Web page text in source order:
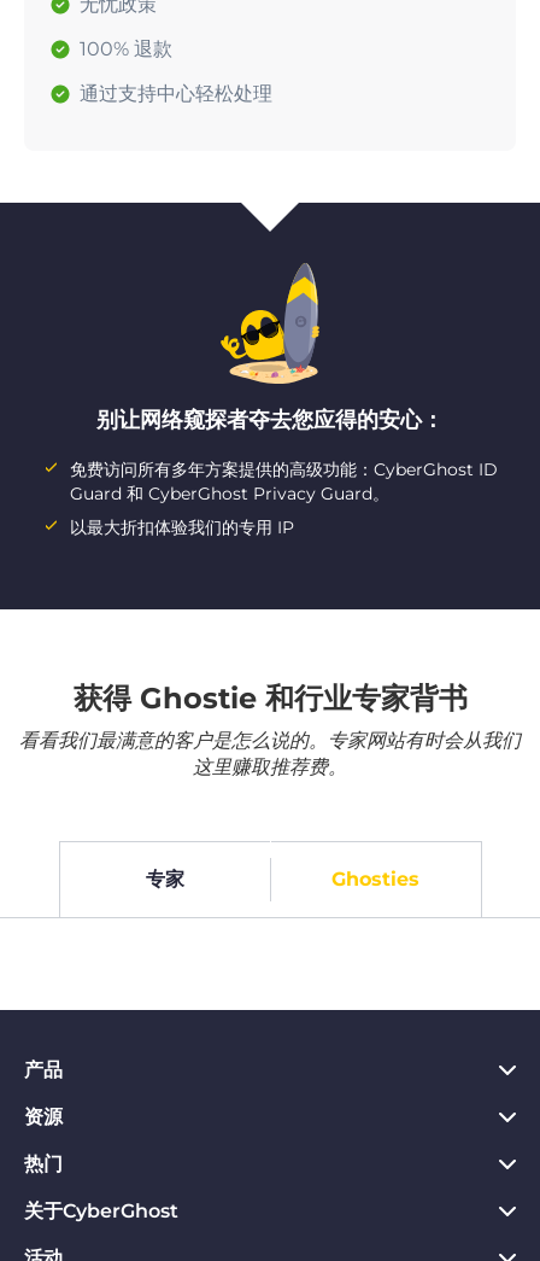
无忧政策
100% 退款
通过支持中心轻松处理
别让网络窥探者夺去您应得的安心：
免费访问所有多年方案提供的高级功能：CyberGhost ID
Guard 和 CyberGhost Privacy Guard。
以最大折扣体验我们的专用 IP
获得 Ghostie 和行业专家背书
看看我们最满意的客户是怎么说的。专家网站有时会从我们
这里赚取推荐费。
专家 Ghosties
产品
PC VPN应用
Chrome VPN应用
Mac VPN应用
Android VPN应用
资源
VPN是什么
Privacy Hub
隐私保护工具
热门
CyberGhost VPN评价
VPN免费试用
关于CyberGhost